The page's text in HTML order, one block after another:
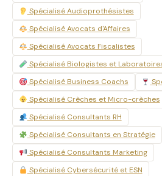
Spécialisé Audioprothésistes
Spécialisé Avocats d'Affaires
Spécialisé Avocats Fiscalistes
Spécialisé Biologistes et
Spécialisé Business Coachs
Spécialisé Crèches et Micro-crèches
Spécialisé Consultants RH
Spécialisé Consultants en Stratégie
Spécialisé Consultants Marketing
Spécialisé Cybersécurité et ESN